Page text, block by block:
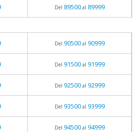
Del 89500al 89999
Del 90500al 90999
Del 91500al 91999
Del 92500al 92999
Del 93500al 93999
Del 94500al 94999